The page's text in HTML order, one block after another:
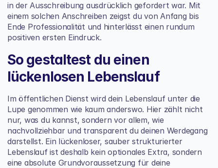
in der Ausschreibung ausdrücklich gefordert war. Mit
einem solchen Anschreiben zeigst du von Anfang bis
Ende Professionalität und hinterlässt einen rundum
positiven ersten Eindruck.
So gestaltest du einen
lückenlosen Lebenslauf
Im öffentlichen Dienst wird dein Lebenslauf unter die
Lupe genommen wie kaum anderswo. Hier zählt nicht
nur, was du kannst, sondern vor allem, wie
nachvollziehbar und transparent du deinen Werdegang
darstellst. Ein lückenloser, sauber strukturierter
Lebenslauf ist deshalb kein optionales Extra, sondern
eine absolute Grundvoraussetzung für deine